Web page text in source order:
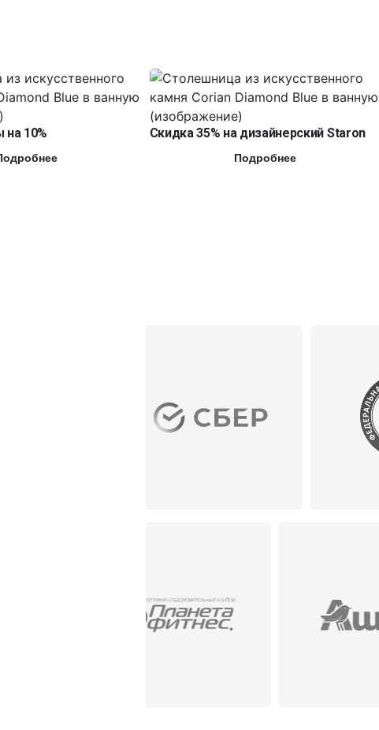
10% Скидка 35% на дизайнерский Staron
Подробнее